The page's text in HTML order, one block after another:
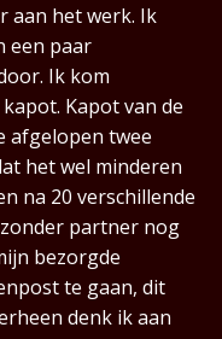
aan het werk. Ik
een paar
Ik kom
Kapot van de
afgelopen twee
het wel minderen
na 20 verschillende
partner nog
bezorgde
te gaan, dit
denk ik aan